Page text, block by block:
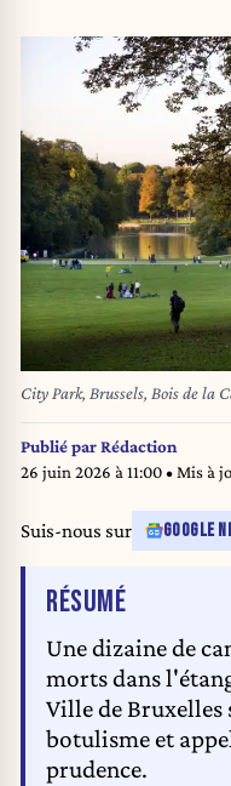
City Park, Brussels, Bois de la
Publié parRédaction
26 juin 2026 à 11:00• Mis à
Suis-nous sur GOOGLE
RÉSUMÉDE
Une dizaine de
morts dans
Ville de Bruxelles
botulisme et
prudence.